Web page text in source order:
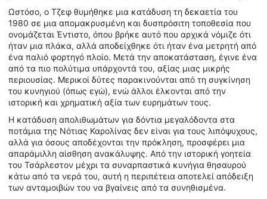
Ωστόσο, ο Τζεφ θυμήθηκε μια κατάδυση τη δεκαετία του
1980 σε μια απομακρυσμένη και δυσπρόσιτη τοποθεσία που
ονομάζεται Έντιστο, όπου βρήκε αυτό που αρχικά νόμιζε ότι
ήταν μια πλάκα, αλλά αποδείχθηκε ότι ήταν ένα μετρητή από
ένα παλιό φορτηγό πλοίο. Μετά την αποκατάσταση, έγινε ένα
από τα πιο πολύτιμα υπάρχοντά του, αξίας μιας μικρής
περιουσίας. Μερικοί δύτες παρακινούνται από τη συγκίνηση
του κυνηγιού (όπως εγώ), ενώ άλλοι έλκονται από την
ιστορική και χρηματική αξία των ευρημάτων τους.
Η κατάδυση απολιθωμάτων για δόντια μεγαλόδοντα στα
ποτάμια της Νότιας Καρολίνας δεν είναι για τους λιπόψυχους,
αλλά για όσους αποδέχονται την πρόκληση, προσφέρει μια
απαράμιλλη αίσθηση ανακάλυψης. Από την ιστορική γοητεία
του Τσάρλεστον μέχρι τα συναρπαστικά κυνήγια θησαυρού
κάτω από τα νερά του, αυτή η περιπέτεια αποτελεί απόδειξη
των ανταμοιβών του να βγαίνεις από τα συνηθισμένα.